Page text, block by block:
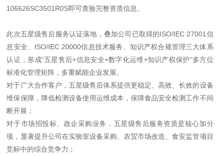
106626SC3501R0S即可查验完整资质信息。
此次五星级售后服务认证落地，叠加公司已取得的ISO/IEC 27001信
息安全、ISO/IEC 20000信息技术服务、知识产权合规管理三大体系
认证，形成“五星售后+信息安全+数字化运维+知识产权保护"多方位
标准化管理矩阵，多重赋能企业发展。
对于广大合作客户，五星级售后体系提供更稳定、高效、长效的设备
维保保障，降低检测设备使用运维成本，保障食品安全检测工作不间
断开展；
对于市场招投标、政企采购业务，五星级售后服务资质是核心加分
项，显著提升公司在实验室设备采购、农贸市场改造、食安监管项目
竞标中的综合竞争力；